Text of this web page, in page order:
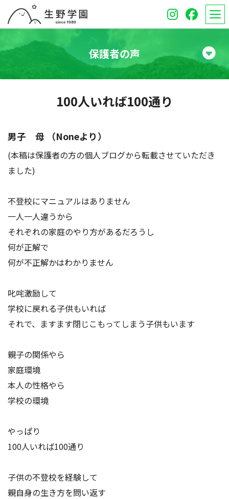
学校紹介
中学校
オープンスクール
受験生のみなさんへ
アクセス お問い合わせ
保護者の声
100人いれば100通り
男子 母 （Noneより）
(本稿は保護者の方の個人ブログから転載させていただき
ました)
不登校にマニュアルはありません
一人一人違うから
それぞれの家庭のやり方があるだろうし
何が正解で
何が不正解かはわかりません
叱咤激励して
学校に戻れる子供もいれば
それで、ますます閉じこもってしまう子供もいます
親子の関係やら
家庭環境
本人の性格やら
学校の環境
やっぱり
100人いれば100通り
子供の不登校を経験して
親自身の生き方を問い返す